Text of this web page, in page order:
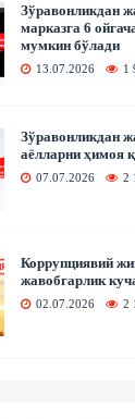
Зўравонликдан
марказга 6
мумкин бўлади
13.07.2026 1
Зўравонликдан
аёлларни ҳимоя
07.07.2026 2
Коррупциявий
жавобгарлик
02.07.2026 2